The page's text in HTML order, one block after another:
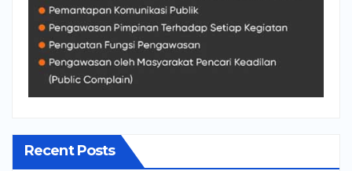
Recent Posts